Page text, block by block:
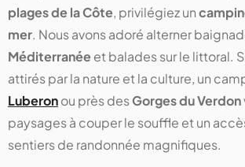
plages de la Côte, privilégiez un
mer. Nous avons adoré alterner
Méditerranéeet balades sur le littoral.
attirés par la nature et la culture, un
Luberonou près desGorges du Verdon
paysages à couper le souffle et un
sentiers de randonnée magnifiques.